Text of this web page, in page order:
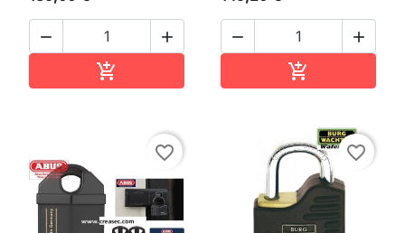
 

 

favorite_border favorite_border